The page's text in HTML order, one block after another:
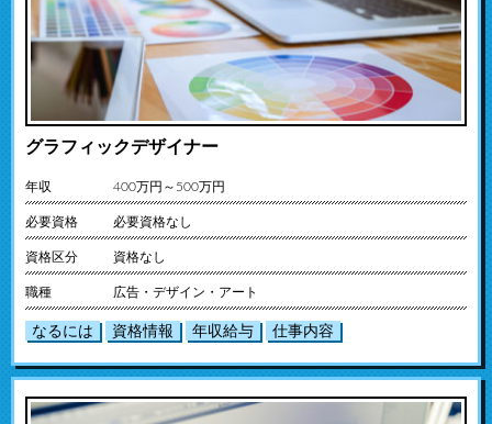
グラフィックデザイナー
年収 400万円～500万円
必要資格 必要資格なし
資格区分 資格なし
職種 広告・デザイン・アート
なるには 資格情報 年収給与 仕事内容